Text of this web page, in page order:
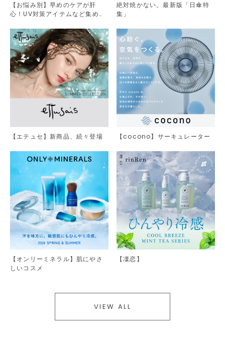
【お悩み別】早めのケアが肝
心！UV対策アイテムなど集めま
絶対焼かない。最新版「日傘特
集」
【エテュセ】新商品、続々登場 【cocono】サーキュレーター
【オンリーミネラル】肌にやさ
しいコスメ
【凜恋】
VIEW ALL